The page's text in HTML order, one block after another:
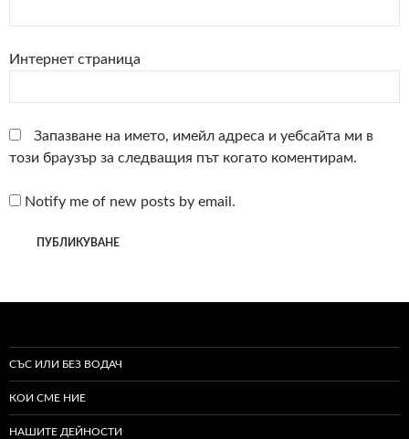
Интернет страница
Запазване на името, имейл адреса и уебсайта ми в
този браузър за следващия път когато коментирам.
Notify me of new posts by email.
СЪС ИЛИ БЕЗ ВОДАЧ
КОИ СМЕ НИЕ
НАШИТЕ ДЕЙНОСТИ